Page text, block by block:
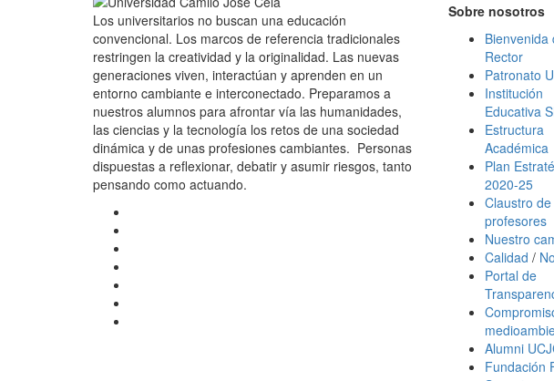
Los universitarios no buscan una educación
convencional. Los marcos de referencia tradicionales
restringen la creatividad y la originalidad. Las nuevas
generaciones viven, interactúan y aprenden en un
entorno cambiante e interconectado. Preparamos a
nuestros alumnos para afrontar vía las humanidades,
las ciencias y la tecnología los retos de una sociedad
dinámica y de unas profesiones cambiantes. Personas
dispuestas a reflexionar, debatir y asumir riesgos, tanto
pensando como actuando.
Sobre nosotros
Bienvenida
Rector
Patronato
Institución
Educativa
Estructura
Académica
Plan
2020-25
Claustro de
profesores
Nuestro
Calidad /
Portal de
Alumni
Fundación